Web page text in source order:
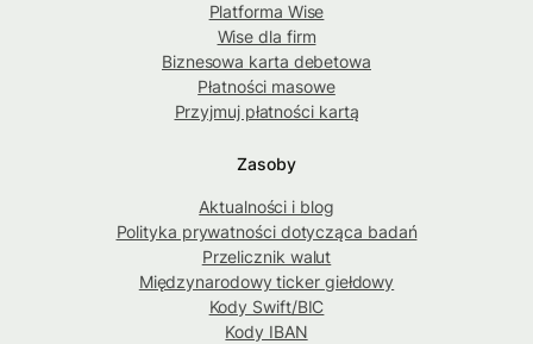
Platforma Wise
Wise dla firm
Biznesowa karta debetowa
Płatności masowe
Przyjmuj płatności kartą
Zasoby
Aktualności i blog
Polityka prywatności dotycząca badań
Przelicznik walut
Międzynarodowy ticker giełdowy
Kody Swift/BIC
Kody IBAN